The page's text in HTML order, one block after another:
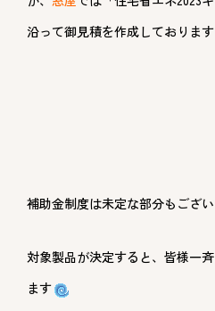
沿って御見積を作成しております
補助金制度は未定な部分もござい
対象製品が決定すると、皆様一
ます